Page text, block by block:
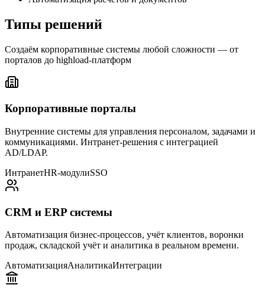
Типы решений
Создаём корпоративные системы любой сложности — от
порталов до highload-платформ
Корпоративные порталы
Внутренние системы для управления персоналом, задачами и
коммуникациями. Интранет-решения с интеграцией
AD/LDAP.
ИнтранетHR-модулиSSO
CRM и ERP системы
Автоматизация бизнес-процессов, учёт клиентов, воронки
продаж, складской учёт и аналитика в реальном времени.
АвтоматизацияАналитикаИнтеграции